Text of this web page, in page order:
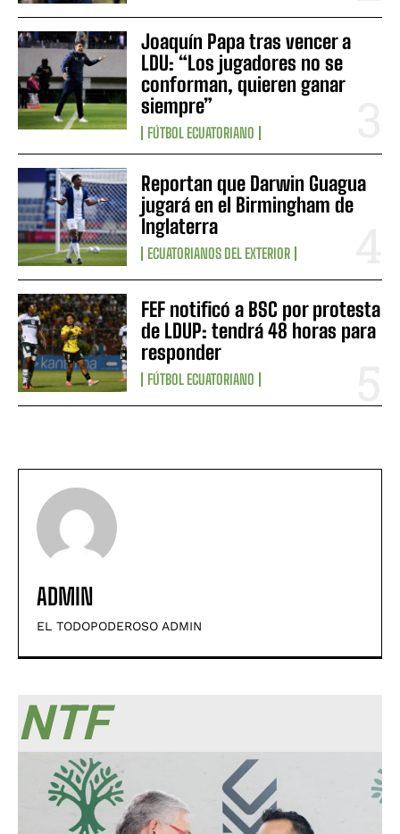
Joaquín Papa tras vencer a
LDU: “Los jugadores no se
conforman, quieren ganar
siempre”
FÚTBOL ECUATORIANO
Reportan que Darwin Guagua
jugará en el Birmingham de
Inglaterra
ECUATORIANOS DEL EXTERIOR
FEF notificó a BSC por protesta
de LDUP: tendrá 48 horas para
responder
FÚTBOL ECUATORIANO
ADMIN
EL TODOPODEROSO ADMIN
NTF